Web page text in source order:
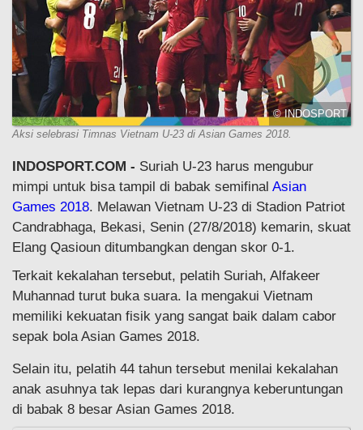
© INDOSPORT
Aksi selebrasi Timnas Vietnam U-23 di Asian Games 2018.
INDOSPORT.COM - Suriah U-23 harus mengubur
mimpi untuk bisa tampil di babak semifinal Asian
Games 2018. Melawan Vietnam U-23 di Stadion Patriot
Candrabhaga, Bekasi, Senin (27/8/2018) kemarin, skuat
Elang Qasioun ditumbangkan dengan skor 0-1.
Terkait kekalahan tersebut, pelatih Suriah, Alfakeer
Muhannad turut buka suara. Ia mengakui Vietnam
memiliki kekuatan fisik yang sangat baik dalam cabor
sepak bola Asian Games 2018.
Selain itu, pelatih 44 tahun tersebut menilai kekalahan
anak asuhnya tak lepas dari kurangnya keberuntungan
di babak 8 besar Asian Games 2018.